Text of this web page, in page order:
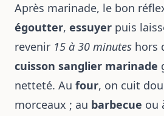
Après marinade, le bon
égoutter, essuyer puis
revenir 15 à 30 minutes hors
cuisson sanglier marinade
netteté. Au four, on cuit
morceaux ; au barbecue ou